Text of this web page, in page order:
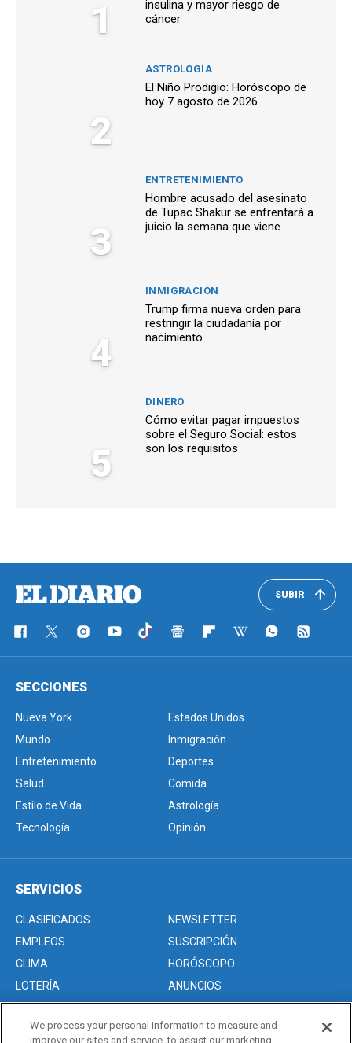
1
insulina y mayor riesgo de
cáncer
2
ASTROLOGÍA
El Niño Prodigio: Horóscopo de
hoy 7 agosto de 2026
3
ENTRETENIMIENTO
Hombre acusado del asesinato
de Tupac Shakur se enfrentará a
juicio la semana que viene
4
INMIGRACIÓN
Trump firma nueva orden para
restringir la ciudadanía por
nacimiento
5
DINERO
Cómo evitar pagar impuestos
sobre el Seguro Social: estos
son los requisitos
SUBIR
SECCIONES
Nueva York
Estados Unidos
Mundo
Inmigración
Entretenimiento
Deportes
Salud
Comida
Estilo de Vida
Astrología
Tecnología
Opinión
SERVICIOS
CLASIFICADOS
NEWSLETTER
EMPLEOS
SUSCRIPCIÓN
CLIMA
HORÓSCOPO
LOTERÍA
ANUNCIOS
We process your personal information to measure and
improve our sites and service, to assist our marketing